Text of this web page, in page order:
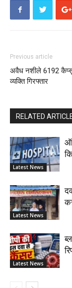
Previous article
अवैध नशीले 6192
व्यक्ति गिरफ्तार
RELATED
Latest News
Latest News
Latest News